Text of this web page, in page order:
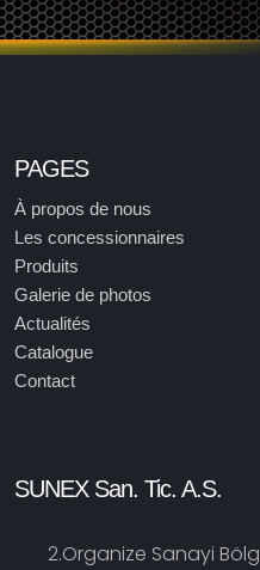
PAGES
À propos de nous
Les concessionnaires
Produits
Galerie de photos
Actualités
Catalogue
Contact
SUNEX San. Tic. A.S.
2.Organize Sanayi